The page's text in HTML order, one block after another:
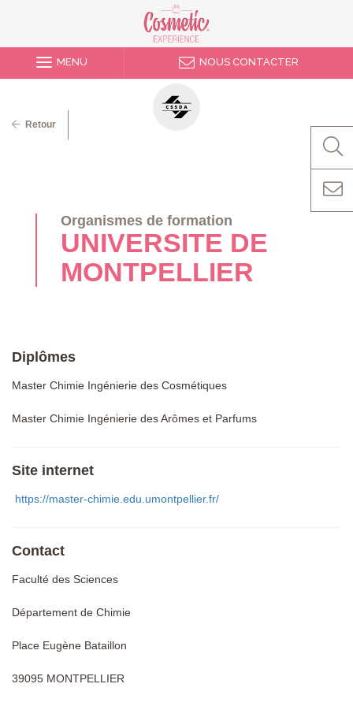
MENU NOUS CONTACTER
Organismes de formation
UNIVERSITE DE
MONTPELLIER
Diplômes
Master Chimie Ingénierie des Cosmétiques
Master Chimie Ingénierie des Arômes et Parfums
Site internet
https://master-chimie.edu.umontpellier.fr/
Contact
Faculté des Sciences
Département de Chimie
Place Eugène Bataillon
39095 MONTPELLIER
Retour